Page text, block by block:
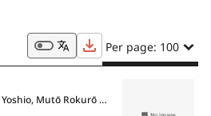
Per page: 100
Fujimaki Yoshio, Mutō Rokurō and Others, Sekiya Tadao